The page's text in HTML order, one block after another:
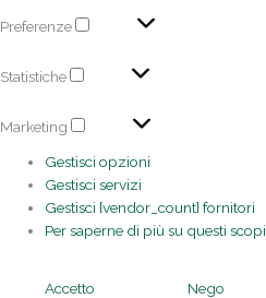
Preferenze
Statistiche
Marketing
Gestisci opzioni
Gestisci servizi
Gestisci {vendor_count} fornitori
Per saperne di più su questi scopi
Accetto Nego